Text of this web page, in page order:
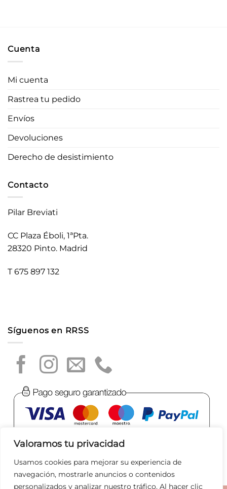
Valoramos tu privacidad
Usamos cookies para mejorar su experiencia de
navegación, mostrarle anuncios o contenidos
personalizados y analizar nuestro tráfico. Al hacer clic
Cuenta
Mi cuenta
Rastrea tu pedido
Envíos
Devoluciones
Derecho de desistimiento
Contacto
Pilar Breviati
CC Plaza Éboli, 1ªPta.
28320 Pinto. Madrid
T 675 897 132
Síguenos en RRSS